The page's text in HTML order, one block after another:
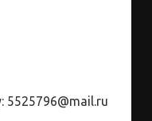
5525796@mail.ru